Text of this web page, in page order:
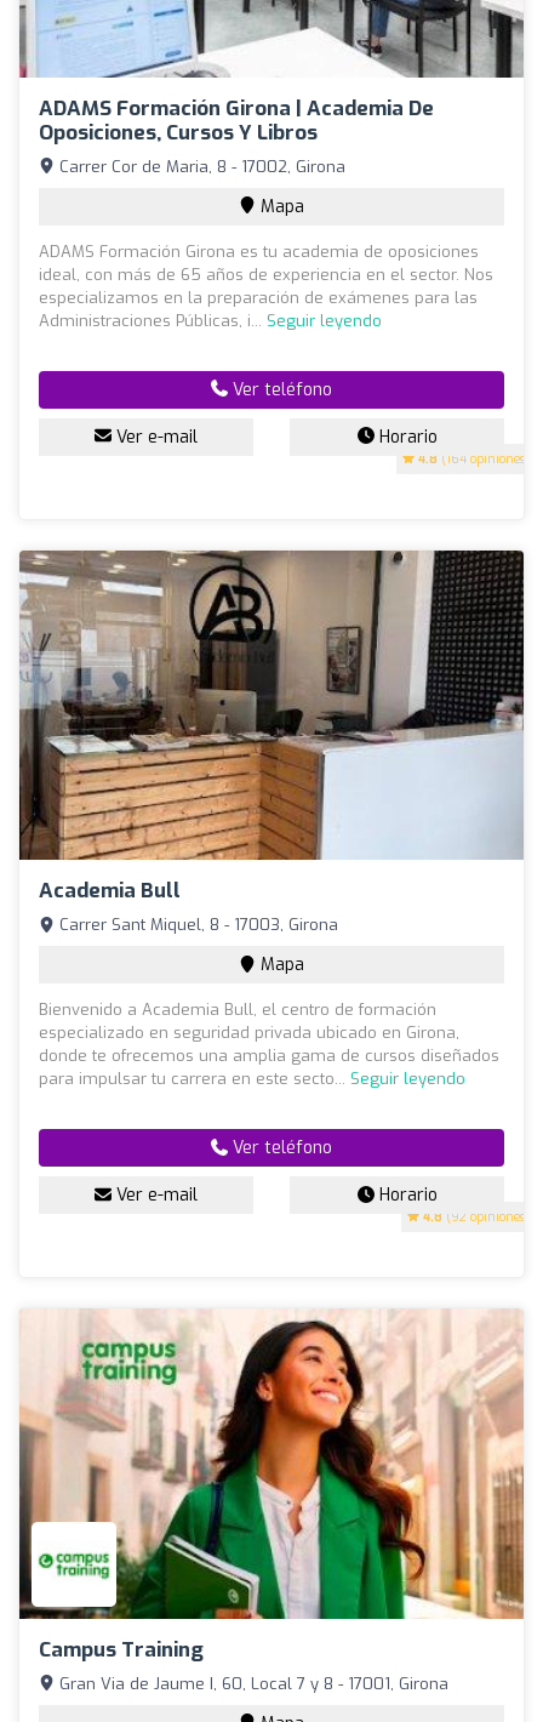
ADAMS Formación Girona | Academia De
Oposiciones, Cursos Y Libros
4.8 (164 opiniones)
Carrer Cor de Maria, 8 - 17002, Girona
Mapa
ADAMS Formación Girona es tu academia de oposiciones
ideal, con más de 65 años de experiencia en el sector. Nos
especializamos en la preparación de exámenes para las
Administraciones Públicas, i... Seguir leyendo
Ver teléfono
Ver e-mail Horario
Academia Bull
4.8 (92 opiniones)
Carrer Sant Miquel, 8 - 17003, Girona
Mapa
Bienvenido a Academia Bull, el centro de formación
especializado en seguridad privada ubicado en Girona,
donde te ofrecemos una amplia gama de cursos diseñados
para impulsar tu carrera en este secto... Seguir leyendo
Ver teléfono
Ver e-mail Horario
Campus Training
Gran Via de Jaume I, 60, Local 7 y 8 - 17001, Girona